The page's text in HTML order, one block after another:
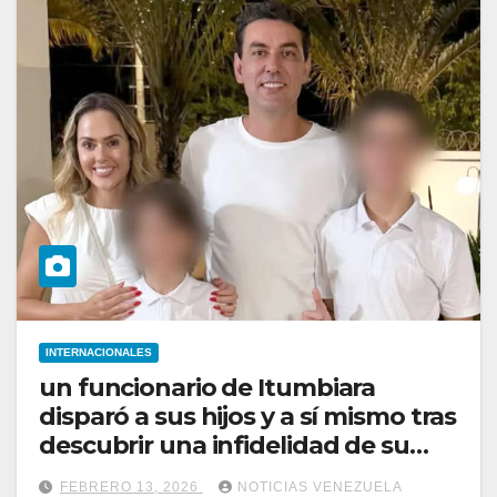
INTERNACIONALES
un funcionario de Itumbiara
disparó a sus hijos y a sí mismo tras
descubrir una infidelidad de su
esposa
FEBRERO 13, 2026 NOTICIAS VENEZUELA